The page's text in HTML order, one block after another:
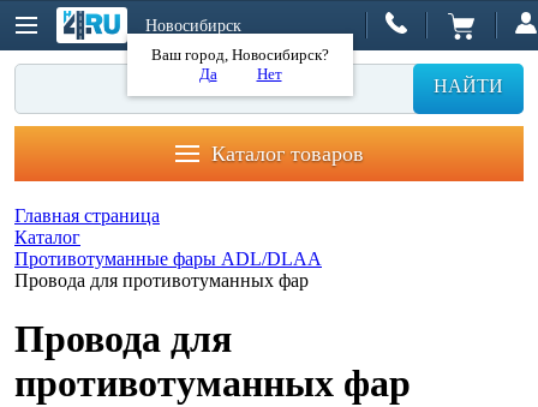
Новосибирск
Ваш город, Новосибирск?
Да
Нет
НАЙТИ
Каталог товаров
Главная страница
Каталог
Противотуманные фары ADL/DLAA
Провода для противотуманных фар
Провода для
противотуманных фар